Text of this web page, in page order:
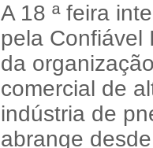
A 18 ª feira
pela Confiável
da
comercial de
indústria de
abrange